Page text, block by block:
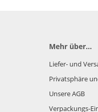
Mehr über...
Liefer- und
Privatsphäre
Unsere AGB
Verpackungs-